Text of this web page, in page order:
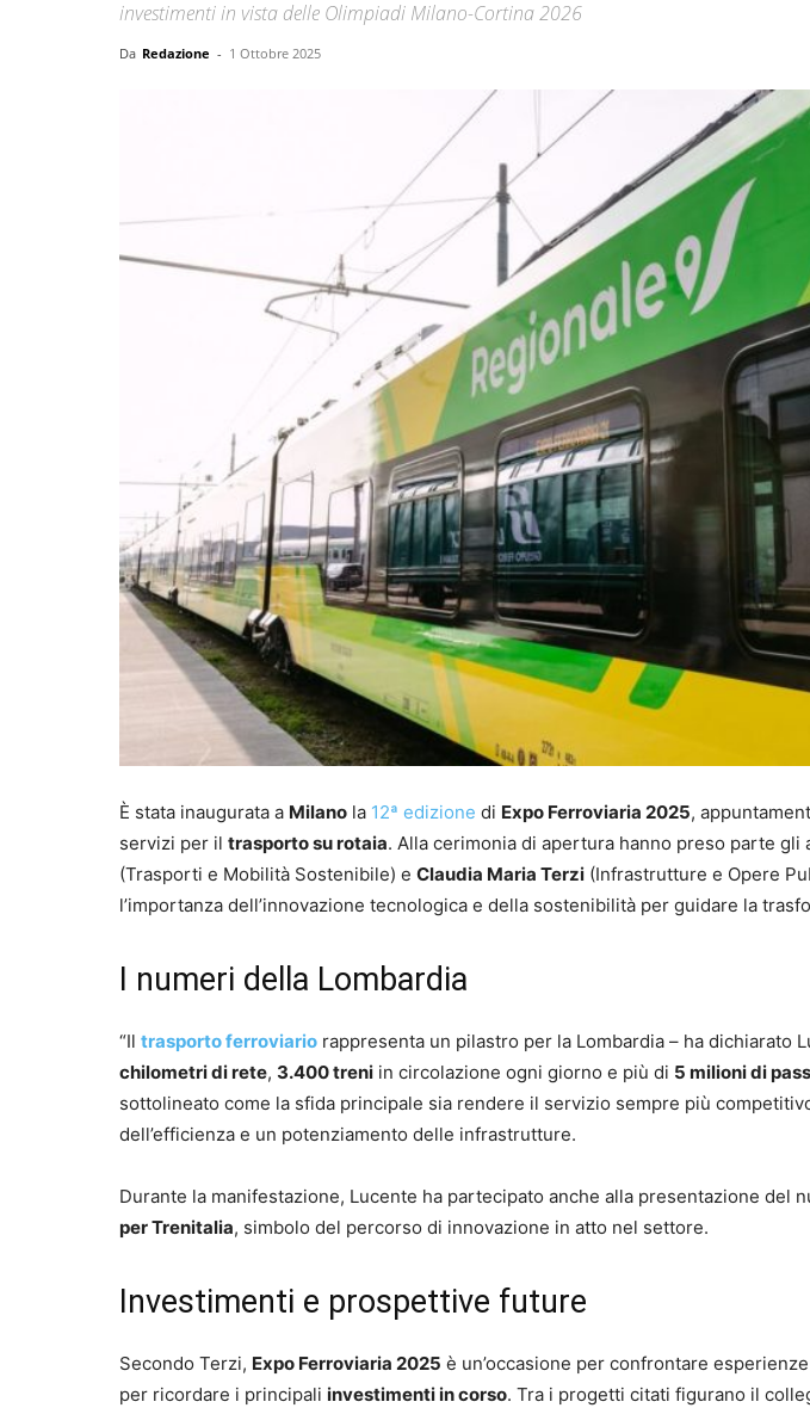
investimenti in vista delle Olimpiadi Milano-Cortina 2026
Da Redazione - 1 Ottobre 2025
È stata inaugurata a Milano la 12ª edizione di Expo Ferroviaria 2025,
servizi per il trasporto su rotaia. Alla cerimonia di apertura hanno preso parte gli
(Trasporti e Mobilità Sostenibile) e Claudia Maria Terzi (Infrastrutture e Opere
l’importanza dell’innovazione tecnologica e della sostenibilità per guidare la
I numeri della Lombardia
“Il trasporto ferroviario rappresenta un pilastro per la Lombardia – ha dichiarato
chilometri di rete, 3.400 treni in circolazione ogni giorno e più di 5 milioni di
sottolineato come la sfida principale sia rendere il servizio sempre più
dell’efficienza e un potenziamento delle infrastrutture.
Durante la manifestazione, Lucente ha partecipato anche alla presentazione del
per Trenitalia, simbolo del percorso di innovazione in atto nel settore.
Investimenti e prospettive future
Secondo Terzi, Expo Ferroviaria 2025 è un’occasione per confrontare
per ricordare i principali investimenti in corso. Tra i progetti citati figurano il